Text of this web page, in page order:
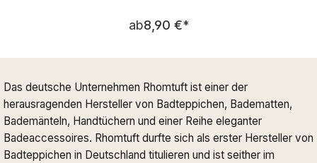
Regulärer Preis:
ab8,90 €*
Das deutsche Unternehmen Rhomtuft ist einer der
herausragenden Hersteller von Badteppichen, Badematten,
Bademänteln, Handtüchern und einer Reihe eleganter
Badeaccessoires. Rhomtuft durfte sich als erster Hersteller von
Badteppichen in Deutschland titulieren und ist seither im